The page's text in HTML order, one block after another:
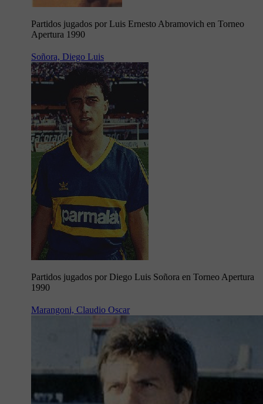
Partidos jugados por Luis Ernesto Abramovich en Torneo
Apertura 1990
Soñora, Diego Luis
Partidos jugados por Diego Luis Soñora en Torneo Apertura
1990
Marangoni, Claudio Oscar